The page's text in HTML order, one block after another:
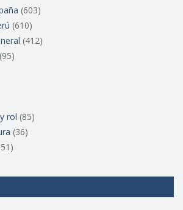
(603)
(610)
(412)
(95)
rol (85)
(36)